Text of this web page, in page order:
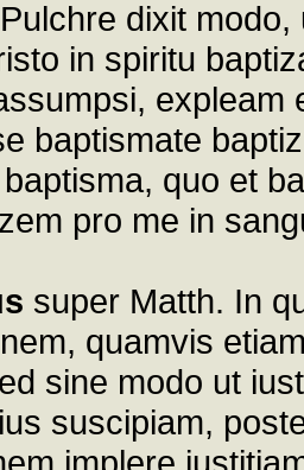
dixit
in spiritu
expleam
baptismate
quo et
pro me in
super Matth. In
quamvis
sine modo ut
suscipiam,